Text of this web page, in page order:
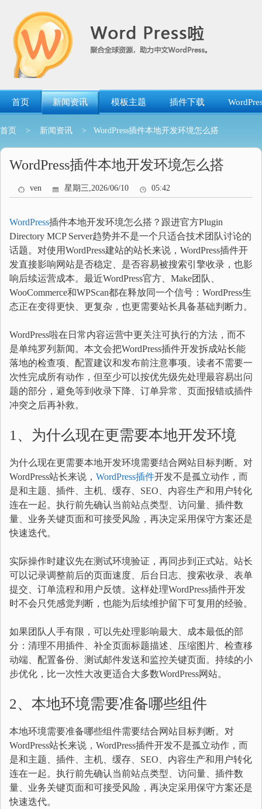
首页 新闻资讯 模板主题 插件下载
首页 > 新闻资讯 > WordPress插件本地开发环境怎么搭
WordPress插件本地开发环境怎么搭
ven 星期三,2026/06/10 05:42
WordPress插件本地开发环境怎么搭？跟进官方Plugin
Directory MCP Server趋势并不是一个只适合技术团队讨论的
话题。对使用WordPress建站的站长来说，WordPress插件开
发直接影响网站是否稳定、是否容易被搜索引擎收录，也影
响后续运营成本。最近WordPress官方、Make团队、
WooCommerce和WPScan都在释放同一个信号：WordPress生
态正在变得更快、更复杂，也更需要站长具备基础判断力。
WordPress啦在日常内容运营中更关注可执行的方法，而不
是单纯罗列新闻。本文会把WordPress插件开发拆成站长能
落地的检查项、配置建议和发布前注意事项。读者不需要一
次性完成所有动作，但至少可以按优先级先处理最容易出问
题的部分，避免等到收录下降、订单异常、页面报错或插件
冲突之后再补救。
1、为什么现在更需要本地开发环境
为什么现在更需要本地开发环境需要结合网站目标判断。对
WordPress站长来说， WordPress插件开发不是孤立动作，而
是和主题、插件、主机、缓存、SEO、内容生产和用户转化
连在一起。执行前先确认当前站点类型、访问量、插件数
量、业务关键页面和可接受风险，再决定采用保守方案还是
快速迭代。
实际操作时建议先在测试环境验证，再同步到正式站。站长
可以记录调整前后的页面速度、后台日志、搜索收录、表单
提交、订单流程和用户反馈。这样处理WordPress插件开发
时不会只凭感觉判断，也能为后续维护留下可复用的经验。
如果团队人手有限，可以先处理影响最大、成本最低的部
分：清理不用插件、补全页面标题描述、压缩图片、检查移
动端、配置备份、测试邮件发送和监控关键页面。持续的小
步优化，比一次性大改更适合大多数WordPress网站。
2、本地环境需要准备哪些组件
本地环境需要准备哪些组件需要结合网站目标判断。对
WordPress站长来说，WordPress插件开发不是孤立动作，而
是和主题、插件、主机、缓存、SEO、内容生产和用户转化
连在一起。执行前先确认当前站点类型、访问量、插件数
量、业务关键页面和可接受风险，再决定采用保守方案还是
快速迭代。